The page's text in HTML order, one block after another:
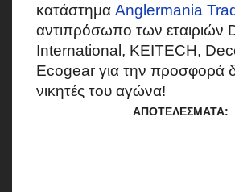
κατάστημα Anglermania
αντιπρόσωπο των εταιριών
International, KEITECH,
Ecogear για την προσφορά
νικητές του αγώνα!
ΑΠΟΤΕΛΕΣΜΑΤΑ: